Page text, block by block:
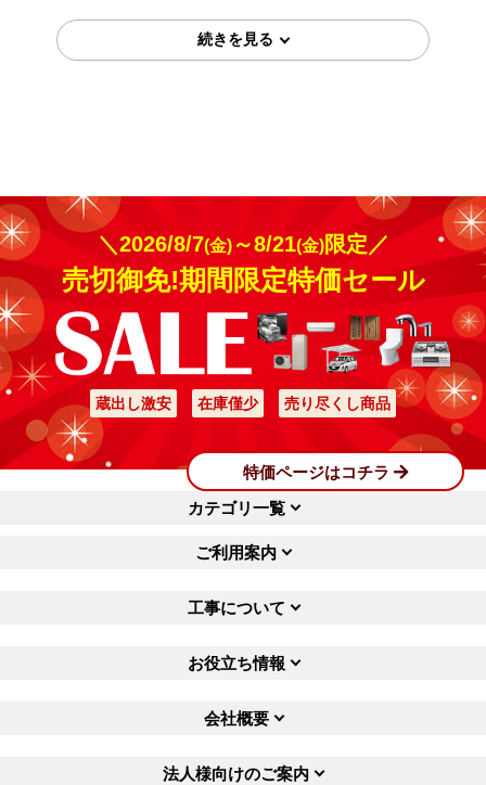
IHクッキングヒーター KZ-
東京都練馬区
HT-N8STWF-S
2026年6月10日
パナソニック
L32AST
2026年5月22日
日立 IHクッキングヒーター
千葉県柏市
工事実績をもっと見る
＼2026/8/7(金)～8/21(金)限定／
売切御免!期間限定特価セール
蔵出し激安 在庫僅少 売り尽くし商品
特価ページはコチラ
カテゴリ一覧
ご利用案内
工事について
お役立ち情報
会社概要
法人様向けのご案内